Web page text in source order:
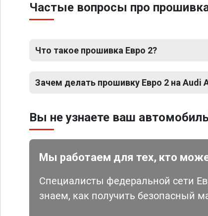
Частые вопросы про
Что такое прошивка Евро 2?
Зачем делать прошивку Евро 2 на Audi
Вы не узнаете ваш
Мы работаем для тех, кто
Специалисты федеральной сети
знаем, как получить безопасный